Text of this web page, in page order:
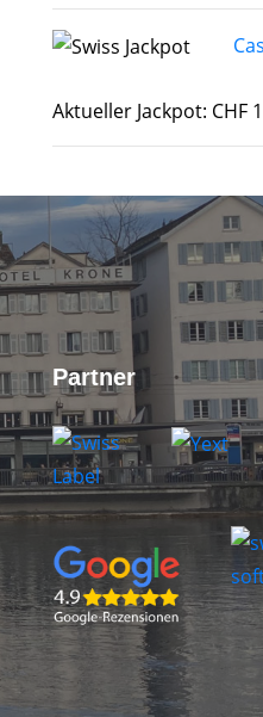
Aktueller Jackpot: CHF
Partner